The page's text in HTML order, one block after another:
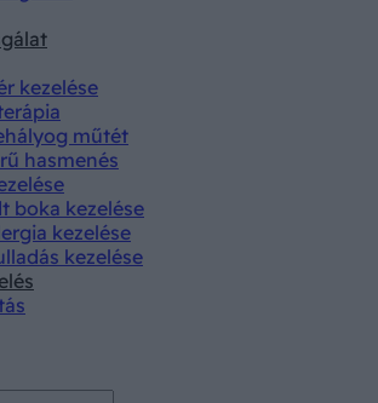
kezelése
műtét
hasmenés
boka kezelése
kezelése
kezelése